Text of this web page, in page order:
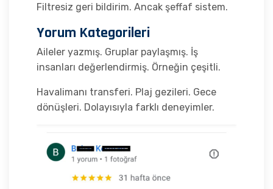
Filtresiz geri bildirim. Ancak şeffaf sistem.
Yorum Kategorileri
Aileler yazmış. Gruplar paylaşmış. İş
insanları değerlendirmiş. Örneğin çeşitli.
Havalimanı transferi. Plaj gezileri. Gece
dönüşleri. Dolayısıyla farklı deneyimler.